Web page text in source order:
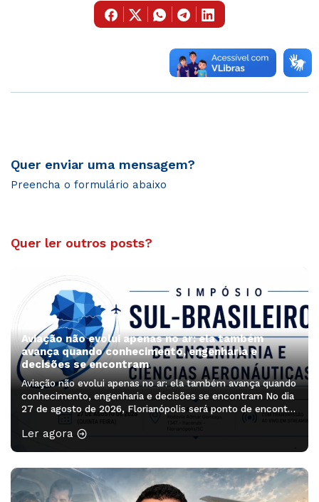
Quer enviar uma mensagem?
Preencha o formulário abaixo
Quer ler outros posts?
Aviação não evolui apenas no ar: ela também
avança quando conhecimento, engenharia e
decisões se encontram
Aviação não evolui apenas no ar: ela também avança quando
conhecimento, engenharia e decisões se encontram No dia
27 de agosto de 2026, Florianópolis será ponto de encontro
de profissionais, pesquisadores, estudantes e lideranças
que ajudam a pensar os próximos caminhos da aviação. O
Ler agora